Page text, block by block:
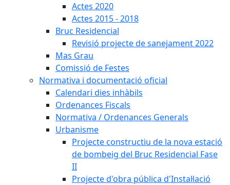
Actes 2020
Actes 2015 - 2018
Bruc Residencial
Revisió projecte de sanejament 2022
Mas Grau
Comissió de Festes
Normativa i documentació oficial
Calendari dies inhàbils
Ordenances Fiscals
Normativa / Ordenances Generals
Urbanisme
Projecte constructiu de la nova estació
de bombeig del Bruc Residencial Fase
II
Projecte d'obra pública d'Instal·lació